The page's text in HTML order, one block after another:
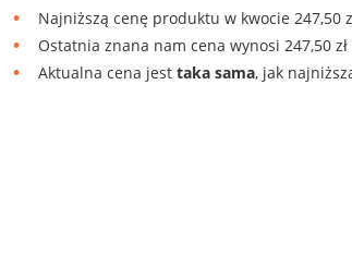
Najniższą cenę produktu w kwocie 247,50
Ostatnia znana nam cena wynosi 247,50
Aktualna cena jesttaka sama, jak